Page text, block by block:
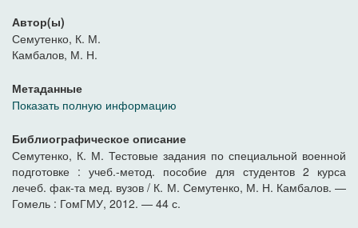
Автор(ы)
Семутенко, К. М.
Камбалов, М. Н.
Метаданные
Показать полную информацию
Библиографическое описание
Семутенко, К. М. Тестовые задания по специальной военной
подготовке : учеб.-метод. пособие для студентов 2 курса
лечеб. фак-та мед. вузов / К. М. Семутенко, М. Н. Камбалов. —
Гомель : ГомГМУ, 2012. — 44 с.